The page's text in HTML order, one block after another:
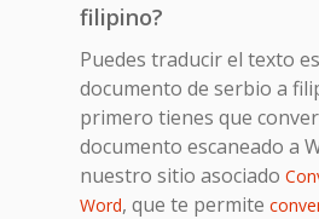
filipino?
Puedes traducir el texto
documento de serbio a
primero tienes que
documento escaneado a
nuestro sitio asociado
Word, que te permite